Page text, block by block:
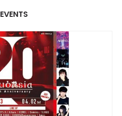
EVENTS